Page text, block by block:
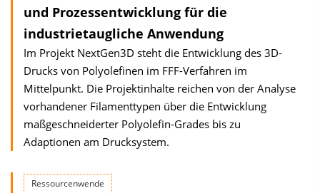
und Prozessentwicklung für die
industrietaugliche Anwendung
Im Projekt NextGen3D steht die Entwicklung des 3D-
Drucks von Polyolefinen im FFF-Verfahren im
Mittelpunkt. Die Projektinhalte reichen von der Analyse
vorhandener Filamenttypen über die Entwicklung
maßgeschneiderter Polyolefin-Grades bis zu
Adaptionen am Drucksystem.
Ressourcenwende